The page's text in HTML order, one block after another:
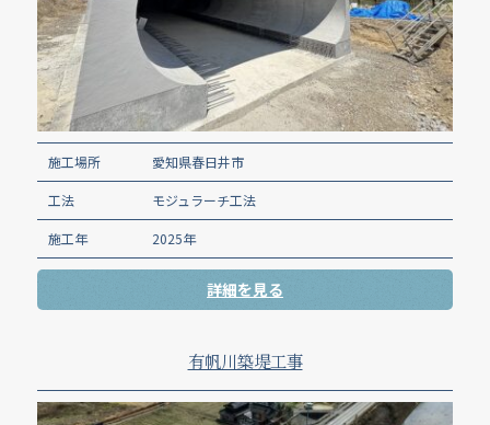
施工場所 愛知県春日井市
工法 モジュラーチ工法
施工年 2025年
詳細を見る
有帆川築堤工事